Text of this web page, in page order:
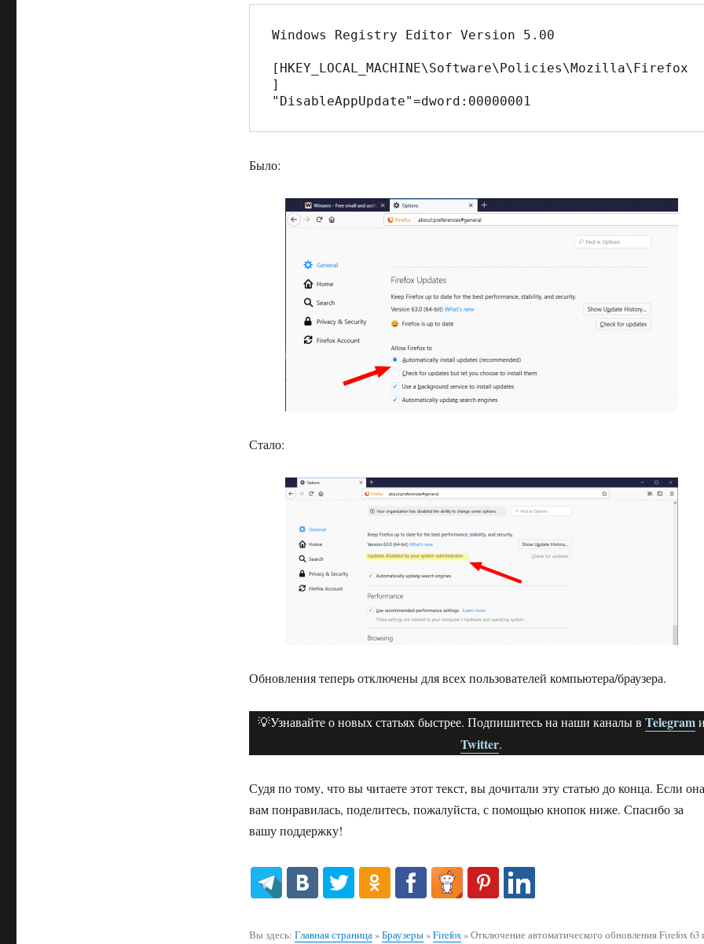
Windows Registry Editor Version 5.00
[HKEY_LOCAL_MACHINE\Software\Policies\Mozilla\Firefox
]
"DisableAppUpdate"=dword:00000001
Было:
Стало:
Обновления теперь отключены для всех пользователей компьютера/браузера.
💡Узнавайте о новых статьях быстрее. Подпишитесь на наши каналы в Telegramи
Twitter.
Судя по тому, что вы читаете этот текст, вы дочитали эту статью до конца. Если она
вам понравилась, поделитесь, пожалуйста, с помощью кнопок ниже. Спасибо за
вашу поддержку!
Вы здесь: Главная страница»Браузеры»Firefox»Отключение автоматического обновления Firefox 63